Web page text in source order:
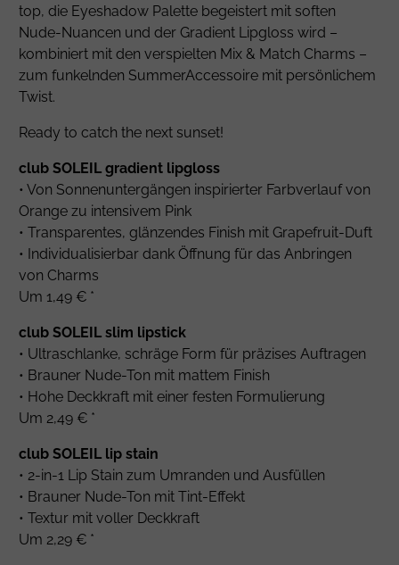
top, die Eyeshadow Palette begeistert mit soften
Nude-Nuancen und der Gradient Lipgloss wird –
kombiniert mit den verspielten Mix & Match Charms –
zum funkelnden SummerAccessoire mit persönlichem
Twist.
Ready to catch the next sunset!
club SOLEIL gradient lipgloss
• Von Sonnenuntergängen inspirierter Farbverlauf von
Orange zu intensivem Pink
• Transparentes, glänzendes Finish mit Grapefruit-Duft
• Individualisierbar dank Öffnung für das Anbringen
von Charms
Um 1,49 € *
club SOLEIL slim lipstick
• Ultraschlanke, schräge Form für präzises Auftragen
• Brauner Nude-Ton mit mattem Finish
• Hohe Deckkraft mit einer festen Formulierung
Um 2,49 € *
club SOLEIL lip stain
• 2-in-1 Lip Stain zum Umranden und Ausfüllen
• Brauner Nude-Ton mit Tint-Effekt
• Textur mit voller Deckkraft
Um 2,29 € *